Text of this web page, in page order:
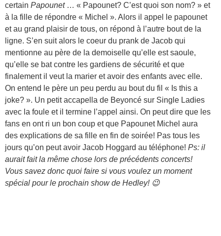
certain Papounet… « Papounet? C’est quoi son nom? » et
à la fille de répondre « Michel ». Alors il appel le papounet
et au grand plaisir de tous, on répond à l’autre bout de la
ligne. S’en suit alors le coeur du prank de Jacob qui
mentionne au père de la demoiselle qu’elle est saoule,
qu’elle se bat contre les gardiens de sécurité et que
finalement il veut la marier et avoir des enfants avec elle.
On entend le père un peu perdu au bout du fil « Is this a
joke? ». Un petit accapella de Beyoncé sur Single Ladies
avec la foule et il termine l’appel ainsi. On peut dire que les
fans en ont ri un bon coup et que Papounet Michel aura
des explications de sa fille en fin de soirée! Pas tous les
jours qu’on peut avoir Jacob Hoggard au téléphone! Ps: il
aurait fait la même chose lors de précédents concerts!
Vous savez donc quoi faire si vous voulez un moment
spécial pour le prochain show de Hedley! 😉